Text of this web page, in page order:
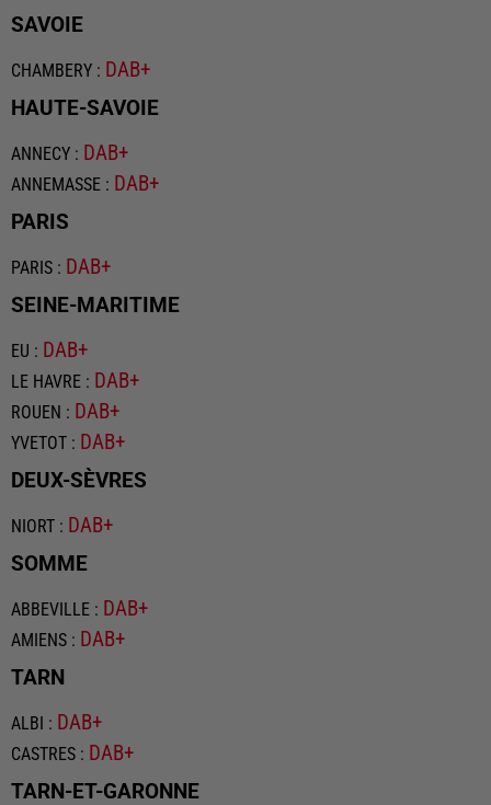
SAVOIE
CHAMBERY : DAB+
HAUTE-SAVOIE
ANNECY : DAB+
ANNEMASSE : DAB+
PARIS
PARIS : DAB+
SEINE-MARITIME
EU : DAB+
LE HAVRE : DAB+
ROUEN : DAB+
YVETOT : DAB+
DEUX-SÈVRES
NIORT : DAB+
SOMME
ABBEVILLE : DAB+
AMIENS : DAB+
TARN
ALBI : DAB+
CASTRES : DAB+
TARN-ET-GARONNE